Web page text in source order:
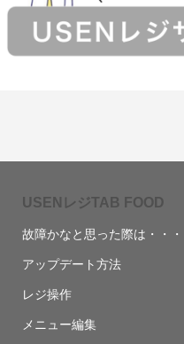
USENレジTAB FOOD
故障かなと思った際は・・・
アップデート方法
レジ操作
メニュー編集